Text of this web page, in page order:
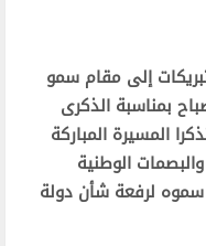
إلى مقام سمو
بمناسبة الذكرى
المسيرة المباركة
الوطنية
سموه لرفعة شأن دولة